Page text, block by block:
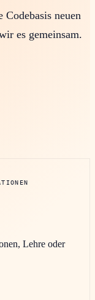
neuen
es gemeinsam.
Lehre oder